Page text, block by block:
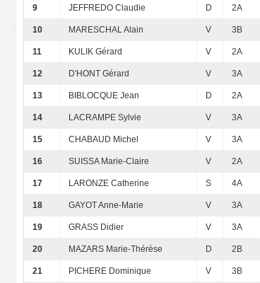
9 JEFFREDO Claudie D 2A
10 MARESCHAL Alain V 3B
11 KULIK Gérard V 2A
12 D'HONT Gérard V 3A
13 BIBLOCQUE Jean D 2A
14 LACRAMPE Sylvie V 3A
15 CHABAUD Michel V 3A
16 SUISSA Marie-Claire V 2A
17 LARONZE Catherine S 4A
18 GAYOT Anne-Marie V 3A
19 GRASS Didier V 3A
20 MAZARS Marie-Thérèse D 2B
21 PICHERE Dominique V 3B